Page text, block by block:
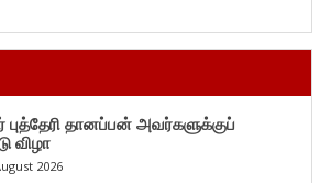
புத்தேரி தானப்பன் அவர்களுக்குப்
விழா
2026